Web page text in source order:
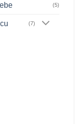
(5)
(7)